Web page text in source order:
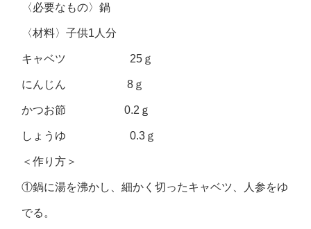
〈必要なもの〉鍋
〈材料〉子供1人分
キャベツ 25ｇ
にんじん 8ｇ
かつお節 0.2ｇ
しょうゆ 0.3ｇ
＜作り方＞
①鍋に湯を沸かし、細かく切ったキャベツ、人参をゆ
でる。